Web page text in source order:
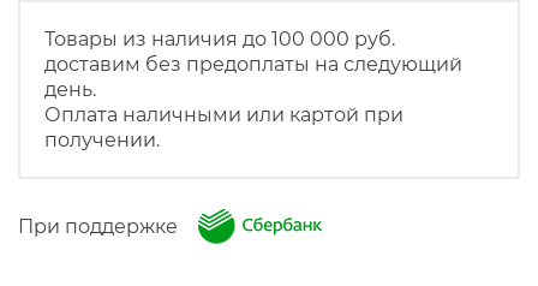
Товары из наличия до 100 000 руб.
доставим без предоплаты на следующий
день.
Оплата наличными или картой при
получении.
При поддержке